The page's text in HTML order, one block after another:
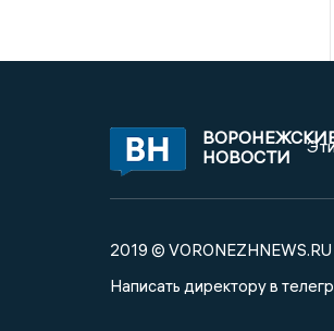
НОВОСТИ
2019 ©
Написать директору в